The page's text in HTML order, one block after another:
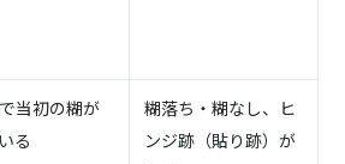
当初の糊が
る
糊落ち・糊なし、ヒ
ンジ跡（貼り跡）が